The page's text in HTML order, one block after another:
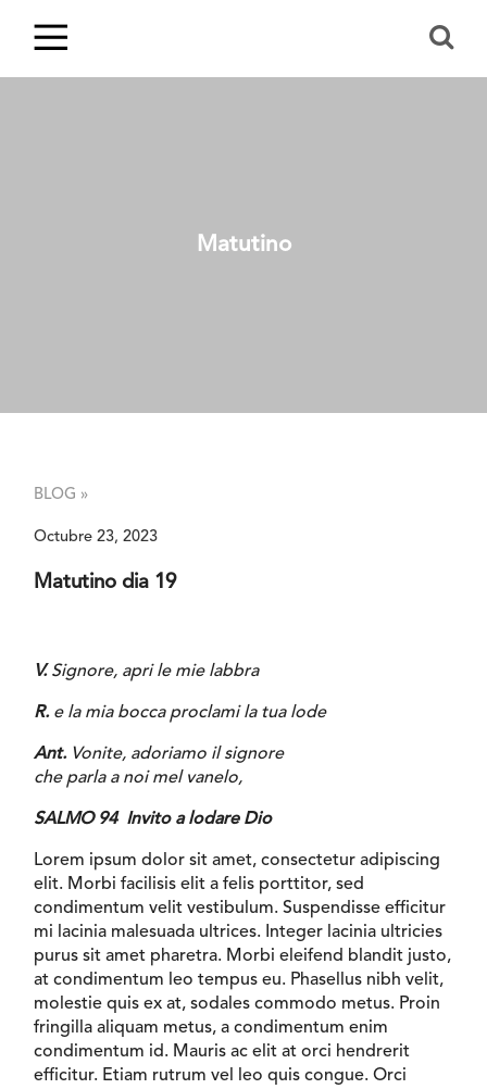
Matutino
BLOG »
Octubre 23, 2023
Matutino dia 19
V. Signore, apri le mie labbra
R.e la mia bocca proclami la tua lode
Ant.Vonite, adoriamo il signore
che parla a noi mel vanelo,
SALMO 94 Invito a lodare Dio
Lorem ipsum dolor sit amet, consectetur adipiscing
elit. Morbi facilisis elit a felis porttitor, sed
condimentum velit vestibulum. Suspendisse efficitur
mi lacinia malesuada ultrices. Integer lacinia ultricies
purus sit amet pharetra. Morbi eleifend blandit justo,
at condimentum leo tempus eu. Phasellus nibh velit,
molestie quis ex at, sodales commodo metus. Proin
fringilla aliquam metus, a condimentum enim
condimentum id. Mauris ac elit at orci hendrerit
efficitur. Etiam rutrum vel leo quis congue. Orci